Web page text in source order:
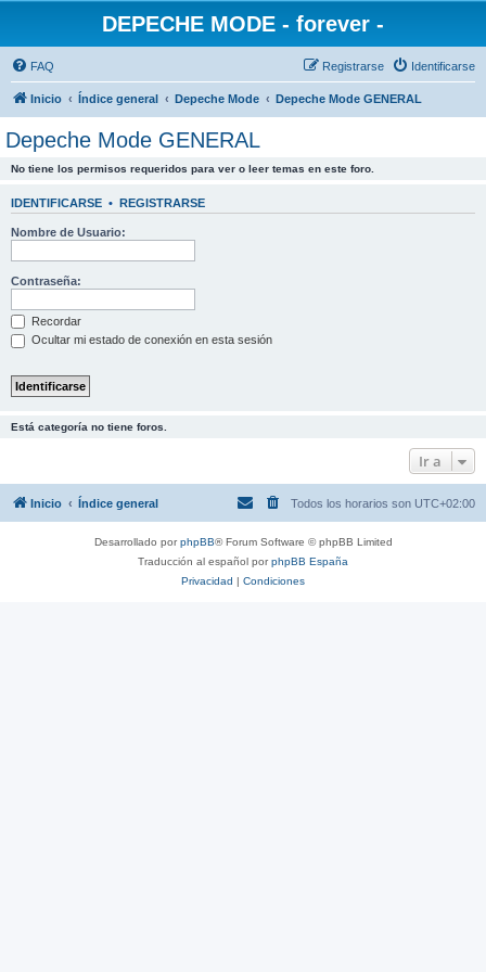
DEPECHE MODE - forever -
FAQ Identificarse
Registrarse
Inicio Índice general Depeche Mode Depeche Mode GENERAL
Depeche Mode GENERAL
No tiene los permisos requeridos para ver o leer temas en este foro.
IDENTIFICARSE • REGISTRARSE
Nombre de Usuario:
Contraseña:
Recordar
Ocultar mi estado de conexión en esta sesión
Está categoría no tiene foros.
Ir a
Inicio Índice general Todos los horarios son UTC+02:00
Desarrollado porphpBB® Forum Software © phpBB Limited
Traducción al español porphpBB España
Privacidad | Condiciones